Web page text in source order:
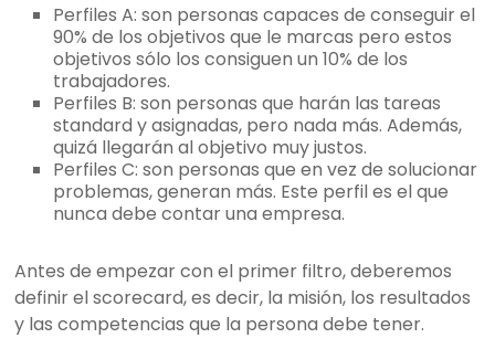
Perfiles A: son personas capaces de conseguir el
90% de los objetivos que le marcas pero estos
objetivos sólo los consiguen un 10% de los
trabajadores.
Perfiles B: son personas que harán las tareas
standard y asignadas, pero nada más. Además,
quizá llegarán al objetivo muy justos.
Perfiles C: son personas que en vez de solucionar
problemas, generan más. Este perfil es el que
nunca debe contar una empresa.
Antes de empezar con el primer filtro, deberemos
definir el scorecard, es decir, la misión, los resultados
y las competencias que la persona debe tener.